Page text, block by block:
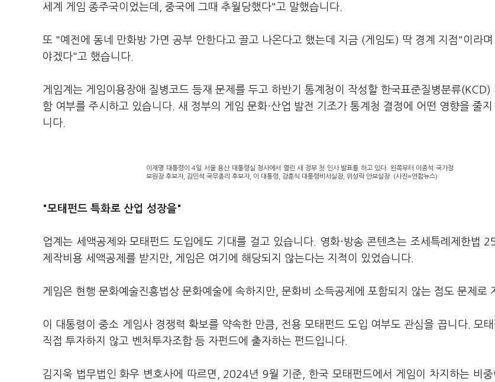
세계 게임 종주국이었는데, 중국에 그때 추월당했다"고 말했습니다.
또 "예전에 동네 만화방 가면 공부 안한다고 끌고 나온다고 했는데 지금 (게임도) 딱 경계 지점"이라
야겠다"고 했습니다.
게임계는 게임이용장애 질병코드 등재 문제를 두고 하반기 통계청이 작성할 한국표준질병분류(KCD)
함 여부를 주시하고 있습니다. 새 정부의 게임 문화·산업 발전 기조가 통계청 결정에 어떤 영향을 줄
니다.
이재명 대통령이 4일 서울 용산 대통령실 청사에서 열린 새 정부 첫 인사 발표를 하고 있다. 왼쪽부터 이종석 국가정
보원장 후보자, 김민석 국무총리 후보자, 이 대통령, 강훈식 대통령비서실장, 위성락 안보실장. (사진=연합뉴스)
"모태펀드 특화로 산업 성장을"
업계는 세액공제와 모태펀드 도입에도 기대를 걸고 있습니다. 영화·방송 콘텐츠는 조세특례제한법
제작비용 세액공제를 받지만, 게임은 여기에 해당되지 않는다는 지적이 있었습니다.
게임은 현행 문화예술진흥법상 문화예술에 속하지만, 문화비 소득공제에 포함되지 않는 점도 문제로
이 대통령이 중소 게임사 경쟁력 확보를 약속한 만큼, 전용 모태펀드 도입 여부도 관심을 끕니다. 모태
직접 투자하지 않고 벤처투자조합 등 자펀드에 출자하는 펀드입니다.
김지욱 법무법인 화우 변호사에 따르면, 2024년 9월 기준, 한국 모태펀드에서 게임이 차지하는 비